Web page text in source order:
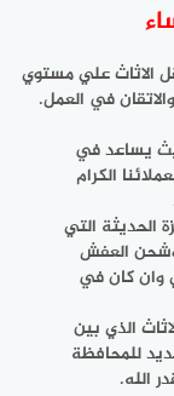
الاثاث علي مستوي
في العمل.
يساعد في
الكرام
الحديثة التي
العفش
وان كان في
الذي بين
للمحافظة
الله.